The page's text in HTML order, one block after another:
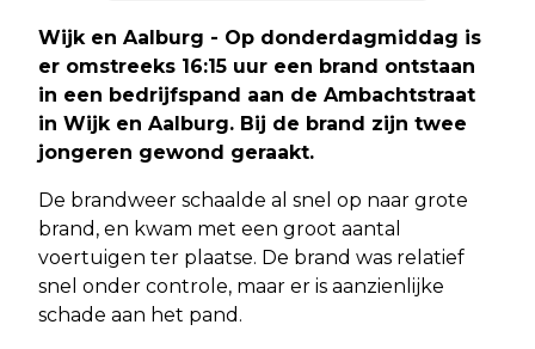
Wijk en Aalburg - Op donderdagmiddag is
er omstreeks 16:15 uur een brand ontstaan
in een bedrijfspand aan de Ambachtstraat
in Wijk en Aalburg. Bij de brand zijn twee
jongeren gewond geraakt.
De brandweer schaalde al snel op naar grote
brand, en kwam met een groot aantal
voertuigen ter plaatse. De brand was relatief
snel onder controle, maar er is aanzienlijke
schade aan het pand.